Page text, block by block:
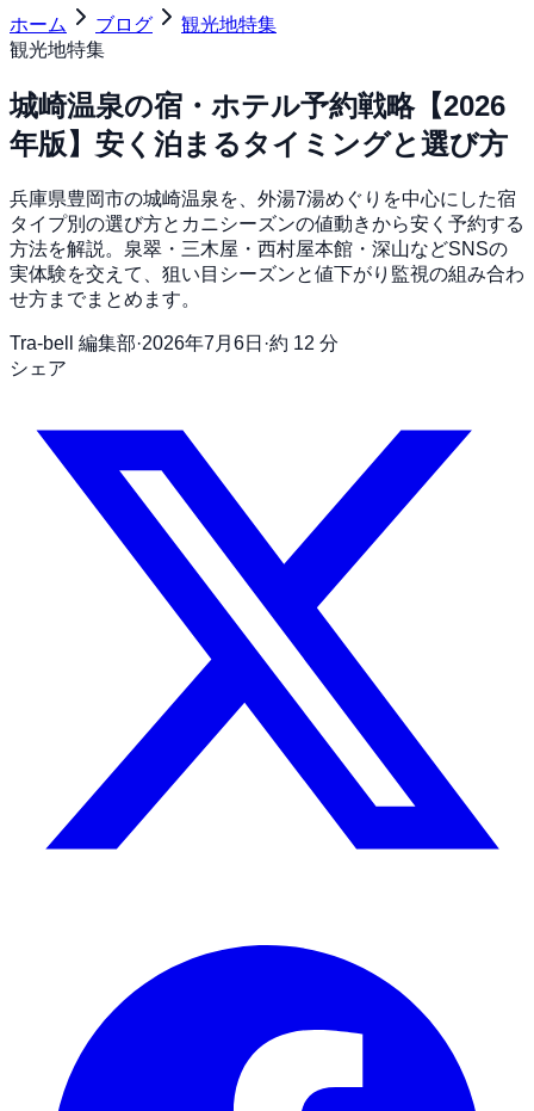
ホーム
ブログ
観光地特集
観光地特集
城崎温泉の宿・ホテル予約戦略【2026
年版】安く泊まるタイミングと選び方
兵庫県豊岡市の城崎温泉を、外湯7湯めぐりを中心にした宿
タイプ別の選び方とカニシーズンの値動きから安く予約する
方法を解説。泉翠・三木屋・西村屋本館・深山などSNSの
実体験を交えて、狙い目シーズンと値下がり監視の組み合わ
せ方までまとめます。
Tra-bell 編集部·2026年7月6日 ·約 12 分
シェア